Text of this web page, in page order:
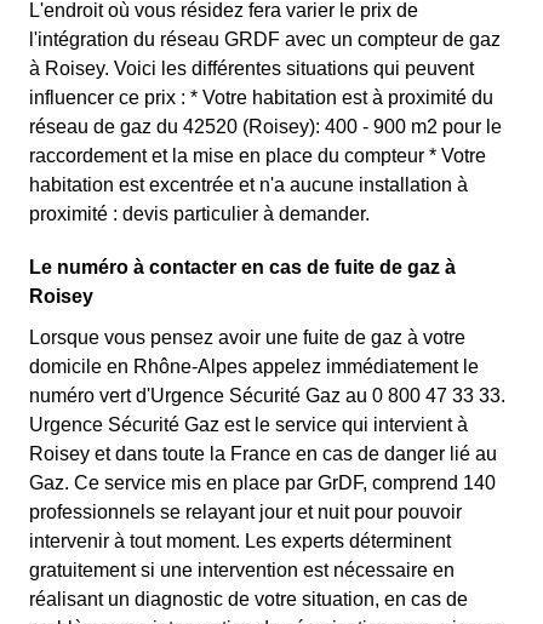
L'endroit où vous résidez fera varier le prix de
l'intégration du réseau GRDF avec un compteur de gaz
à Roisey. Voici les différentes situations qui peuvent
influencer ce prix : * Votre habitation est à proximité du
réseau de gaz du 42520 (Roisey): 400 - 900 m2 pour le
raccordement et la mise en place du compteur * Votre
habitation est excentrée et n'a aucune installation à
proximité : devis particulier à demander.
Le numéro à contacter en cas de fuite de gaz à
Roisey
Lorsque vous pensez avoir une fuite de gaz à votre
domicile en Rhône-Alpes appelez immédiatement le
numéro vert d'Urgence Sécurité Gaz au 0 800 47 33 33.
Urgence Sécurité Gaz est le service qui intervient à
Roisey et dans toute la France en cas de danger lié au
Gaz. Ce service mis en place par GrDF, comprend 140
professionnels se relayant jour et nuit pour pouvoir
intervenir à tout moment. Les experts déterminent
gratuitement si une intervention est nécessaire en
réalisant un diagnostic de votre situation, en cas de